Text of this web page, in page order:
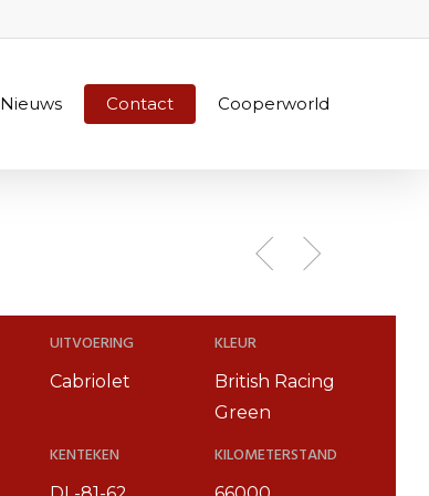
Nieuws Contact Cooperworld
UITVOERING
Cabriolet
KLEUR
British Racing
Green
KENTEKEN KILOMETERSTAND